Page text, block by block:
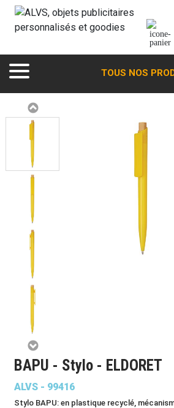
TOUS NOS
BAPU - Stylo - ELDORET
ALVS - 99416
Stylo BAPU: en plastique recyclé,